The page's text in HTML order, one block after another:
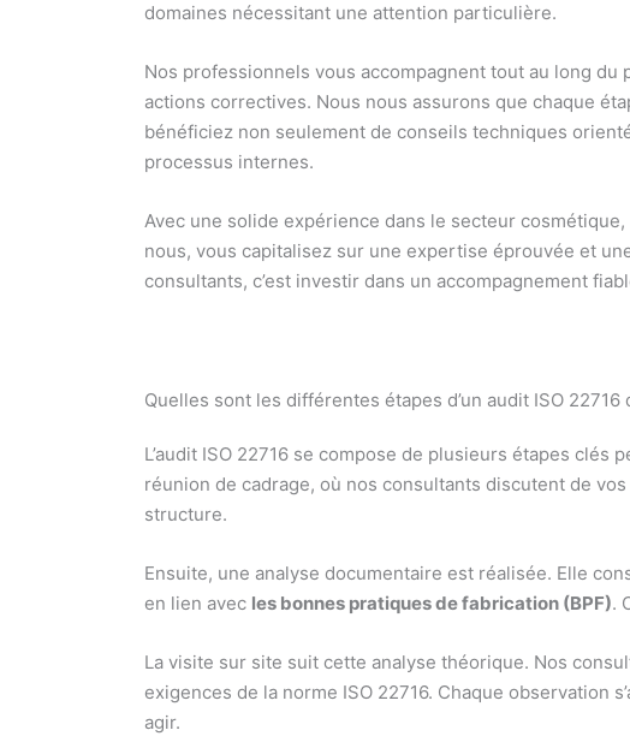
domaines nécessitant une attention particulière.
Nos professionnels vous accompagnent tout au long
actions correctives. Nous nous assurons que chaque
bénéficiez non seulement de conseils techniques
processus internes.
Avec une solide expérience dans le secteur
nous, vous capitalisez sur une expertise éprouvée et
consultants, c’est investir dans un accompagnement
Quelles sont les différentes étapes d’un audit ISO 22716
L’audit ISO 22716 se compose de plusieurs étapes
réunion de cadrage, où nos consultants discutent de
structure.
Ensuite, une analyse documentaire est réalisée. Elle
en lien avec les bonnes pratiques de fabrication (BPF).
La visite sur site suit cette analyse théorique. Nos
exigences de la norme ISO 22716. Chaque observation
agir.